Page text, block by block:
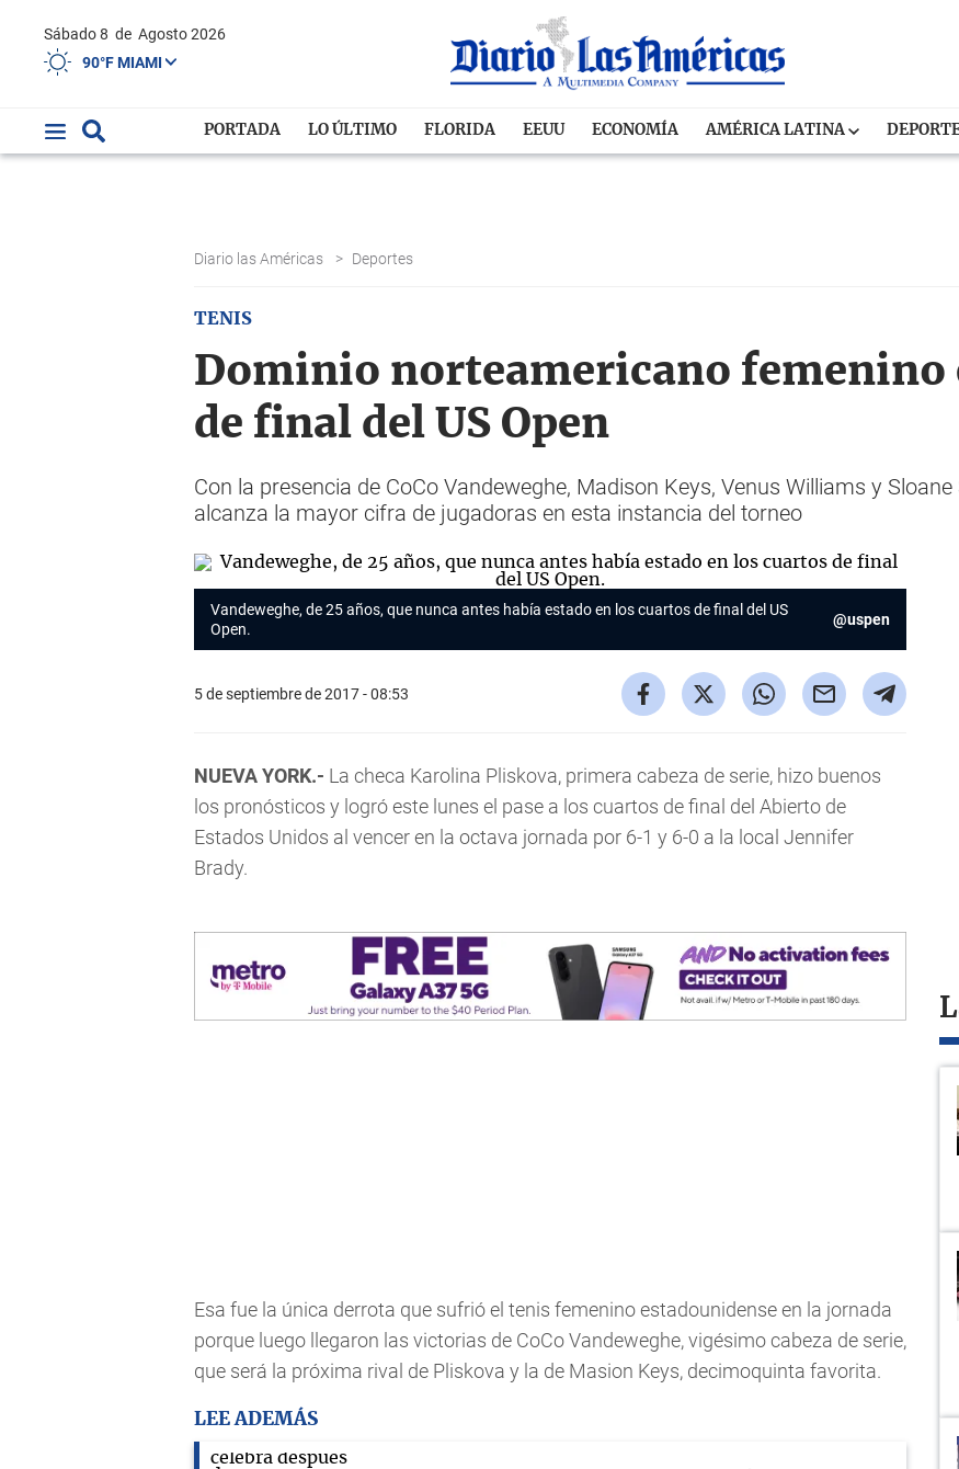
Sábado 8 de Agosto 2026
90°F MIAMI
PORTADA LO ÚLTIMO FLORIDA EEUU ECONOMÍA AMÉRICA LATINA
Diario las Américas > Deportes
TENIS
Dominio norteamericano femenino
de final del US Open
Con la presencia de CoCo Vandeweghe, Madison Keys, Venus Williams y
alcanza la mayor cifra de jugadoras en esta instancia del torneo
Vandeweghe, de 25 años, que nunca antes había estado en los cuartos de final del US
Open.
@uspen
5 de septiembre de 2017 - 08:53
NUEVA YORK.- La checa Karolina Pliskova, primera cabeza de serie, hizo buenos
los pronósticos y logró este lunes el pase a los cuartos de final del Abierto de
Estados Unidos al vencer en la octava jornada por 6-1 y 6-0 a la local Jennifer
Brady.
Esa fue la única derrota que sufrió el tenis femenino estadounidense en la jornada
porque luego llegaron las victorias de CoCo Vandeweghe, vigésimo cabeza de serie,
que será la próxima rival de Pliskova y la de Masion Keys, decimoquinta favorita.
LEE ADEMÁS